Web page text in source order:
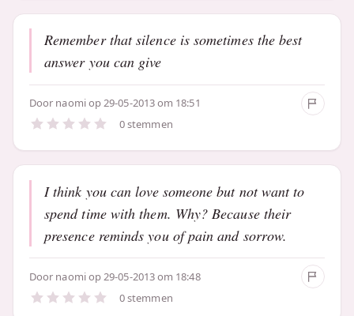
Remember that silence is sometimes the best
answer you can give
Door naomiop 29-05-2013 om 18:51
0 stemmen
I think you can love someone but not want to
spend time with them. Why? Because their
presence reminds you of pain and sorrow.
Door naomiop 29-05-2013 om 18:48
0 stemmen